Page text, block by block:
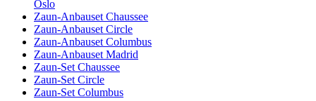
Oslo
Zaun-Anbauset Chaussee
Zaun-Anbauset Circle
Zaun-Anbauset Columbus
Zaun-Anbauset Madrid
Zaun-Set Chaussee
Zaun-Set Circle
Zaun-Set Columbus